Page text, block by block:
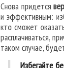
Снова придется
и эффективным:
кто сможет
расплачиваться,
таком случае,
Избегайте